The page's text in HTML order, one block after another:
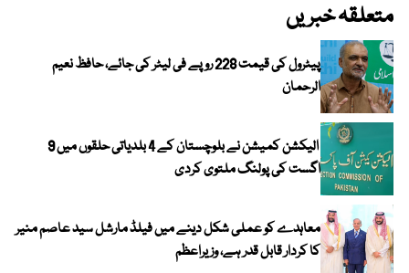
متعلقہ خبریں
پیٹرول کی قیمت 228 روپے فی لیٹر کی جائے، حافظ نعیم
الرحمان
الیکشن کمیشن نے بلوچستان کے 4 بلدیاتی حلقوں میں 9
اگست کی پولنگ ملتوی کردی
معاہدے کو عملی شکل دینے میں فیلڈ مارشل سید عاصم منیر
کا کردار قابل قدر ہے، وزیراعظم